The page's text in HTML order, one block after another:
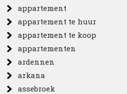
appartement
appartement te huur
appartement te koop
appartementen
ardennen
arkana
assebroek